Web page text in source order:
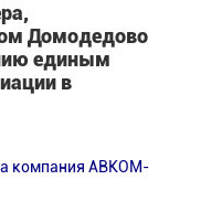
Домодедово
единым
в
компания АВКОМ-